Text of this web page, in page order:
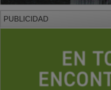
PUBLICIDAD